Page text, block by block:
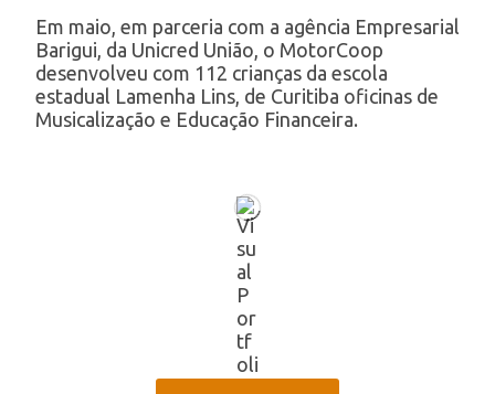
Em maio, em parceria com a agência Empresarial
Barigui, da Unicred União, o MotorCoop
desenvolveu com 112 crianças da escola
estadual Lamenha Lins, de Curitiba oficinas de
Musicalização e Educação Financeira.